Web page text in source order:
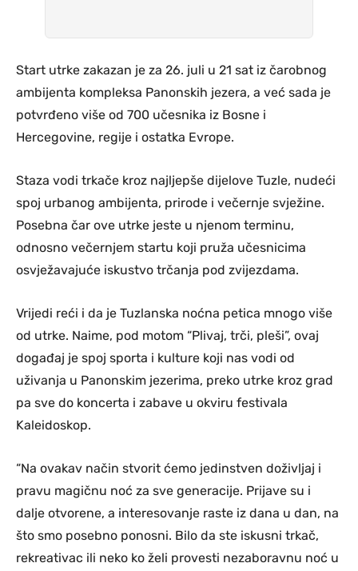
Start utrke zakazan je za 26. juli u 21 sat iz čarobnog
ambijenta kompleksa Panonskih jezera, a već sada je
potvrđeno više od 700 učesnika iz Bosne i
Hercegovine, regije i ostatka Evrope.
Staza vodi trkače kroz najljepše dijelove Tuzle, nudeći
spoj urbanog ambijenta, prirode i večernje svježine.
Posebna čar ove utrke jeste u njenom terminu,
odnosno večernjem startu koji pruža učesnicima
osvježavajuće iskustvo trčanja pod zvijezdama.
Vrijedi reći i da je Tuzlanska noćna petica mnogo više
od utrke. Naime, pod motom “Plivaj, trči, pleši”, ovaj
događaj je spoj sporta i kulture koji nas vodi od
uživanja u Panonskim jezerima, preko utrke kroz grad
pa sve do koncerta i zabave u okviru festivala
Kaleidoskop.
“Na ovakav način stvorit ćemo jedinstven doživljaj i
pravu magičnu noć za sve generacije. Prijave su i
dalje otvorene, a interesovanje raste iz dana u dan, na
što smo posebno ponosni. Bilo da ste iskusni trkač,
rekreativac ili neko ko želi provesti nezaboravnu noć u